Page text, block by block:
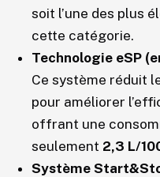
soit l’une des plus
cette catégorie.
Technologie eSP
Ce système réduit
pour améliorer
offrant une
seulement 2,3 L/
Système